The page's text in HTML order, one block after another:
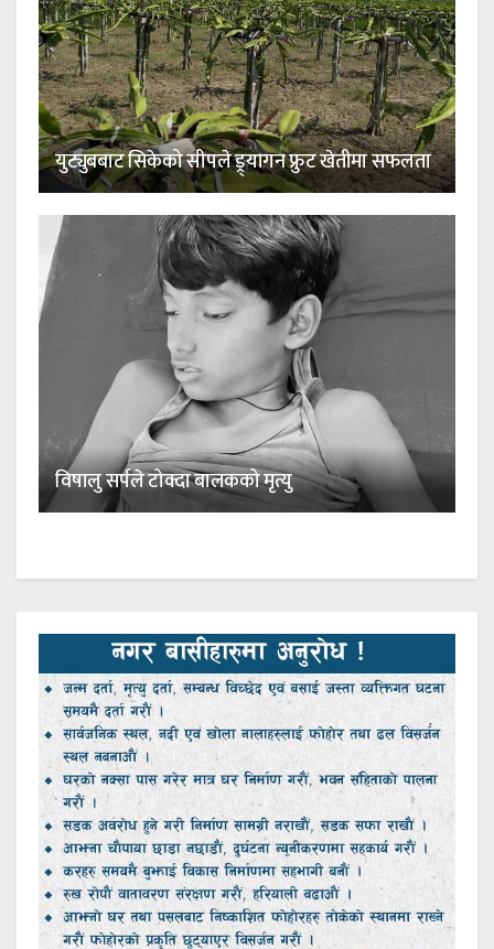
युट्युबबाट सिकेको सीपले ड्र्यागन फ्रुट खेतीमा सफलता
विषालु सर्पले टोक्दा बालकको मृत्यु